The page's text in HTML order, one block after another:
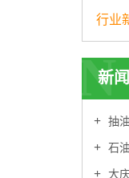
行业
新
N
抽
石
大